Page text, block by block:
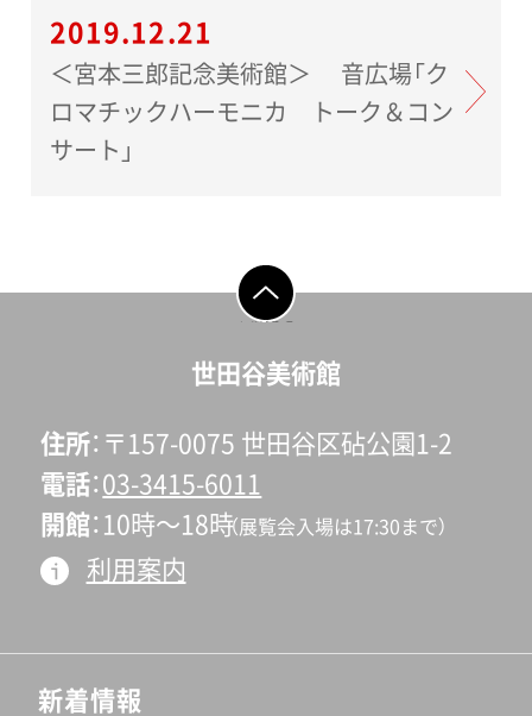
2019.12.21
＜宮本三郎記念美術館＞ 音広場「ク
ロマチックハーモニカ トーク＆コン
サート」
ページの先頭へ戻
世田谷美術館
住所 〒157-0075 世田谷区砧公園1-2
電話 03-3415-6011
開館 10時〜18時（展覧会入場は17:30まで）
利用案内
新着情報